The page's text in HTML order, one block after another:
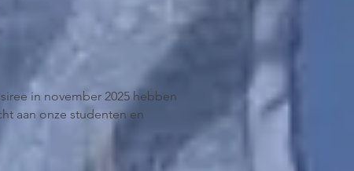
in november 2025 hebben
aan onze studenten en